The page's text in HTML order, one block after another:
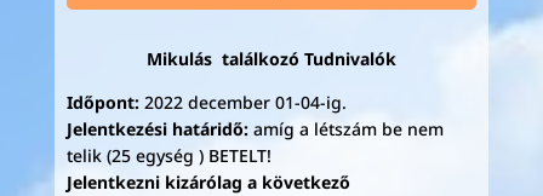
Mikulás találkozó Tudnivalók
Időpont:2022 december 01-04-ig.
Jelentkezési határidő:amíg a létszám be nem
telik (25 egység ) BETELT!
Jelentkezni kizárólag a következő